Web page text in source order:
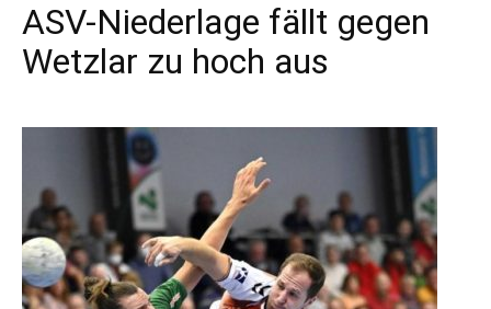
ASV-Niederlage fällt gegen
Wetzlar zu hoch aus